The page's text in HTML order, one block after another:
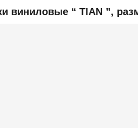
виниловые “ ТIAN ”,